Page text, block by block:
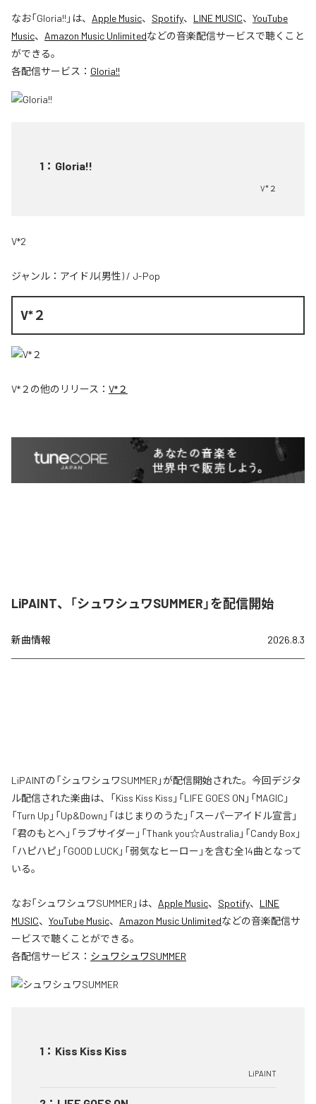
なお「Gloria!! 」は、 Apple Music、 Spotify、 LINE MUSIC、 YouTube
Music、 Amazon Music Unlimitedなどの音楽配信サービスで聴くこと
ができる。
各配信サービス： Gloria!!
1 ： Gloria!!
V*２
V*2
ジャンル： アイドル(男性) / J-Pop
V*２
V*２ の他のリリース： V*２
LiPAINT、「シュワシュワSUMMER」を配信開始
新曲情報 2026.8.3
LiPAINTの「シュワシュワSUMMER」が配信開始された。今回デジタ
ル配信された楽曲は、「Kiss Kiss Kiss」「LIFE GOES ON」「MAGIC」
「Turn Up」「Up&Down」「はじまりのうた」「スーパーアイドル宣言」
「君のもとへ」「ラブサイダー」「Thank you☆Australia」「Candy Box」
「ハピハピ」「GOOD LUCK」「弱気なヒーロー」を含む全14曲となって
いる。
なお「シュワシュワSUMMER 」は、 Apple Music、 Spotify、 LINE
MUSIC、 YouTube Music、 Amazon Music Unlimitedなどの音楽配信サ
ービスで聴くことができる。
各配信サービス： シュワシュワSUMMER
1 ： Kiss Kiss Kiss
LiPAINT